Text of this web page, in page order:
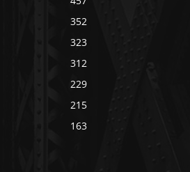
352
323
312
229
215
163